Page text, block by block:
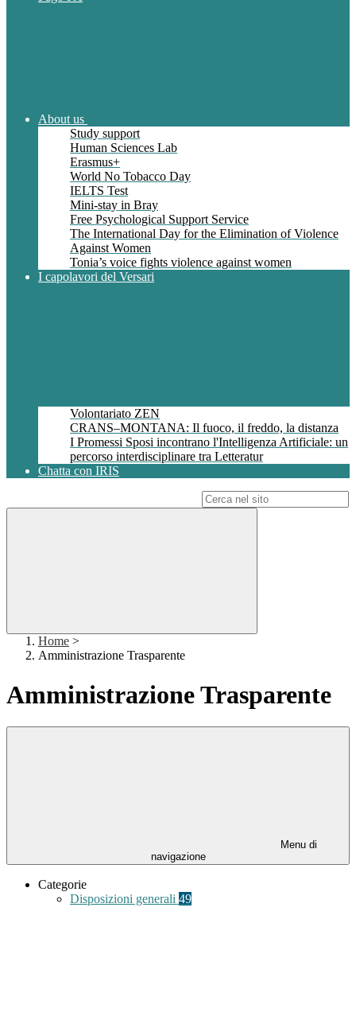
About us
Study support
Human Sciences Lab
Erasmus+
World No Tobacco Day
IELTS Test
Mini-stay in Bray
Free Psychological Support Service
The International Day for the Elimination of Violence
Against Women
Tonia’s voice fights violence against women
I capolavori del Versari
Volontariato ZEN
CRANS–MONTANA: Il fuoco, il freddo, la distanza
I Promessi Sposi incontrano l'Intelligenza Artificiale: un
percorso interdisciplinare tra Letteratur
Chatta con IRIS
Home >
Amministrazione Trasparente
Amministrazione Trasparente
Menu di
navigazione
Categorie
Disposizioni generali 49